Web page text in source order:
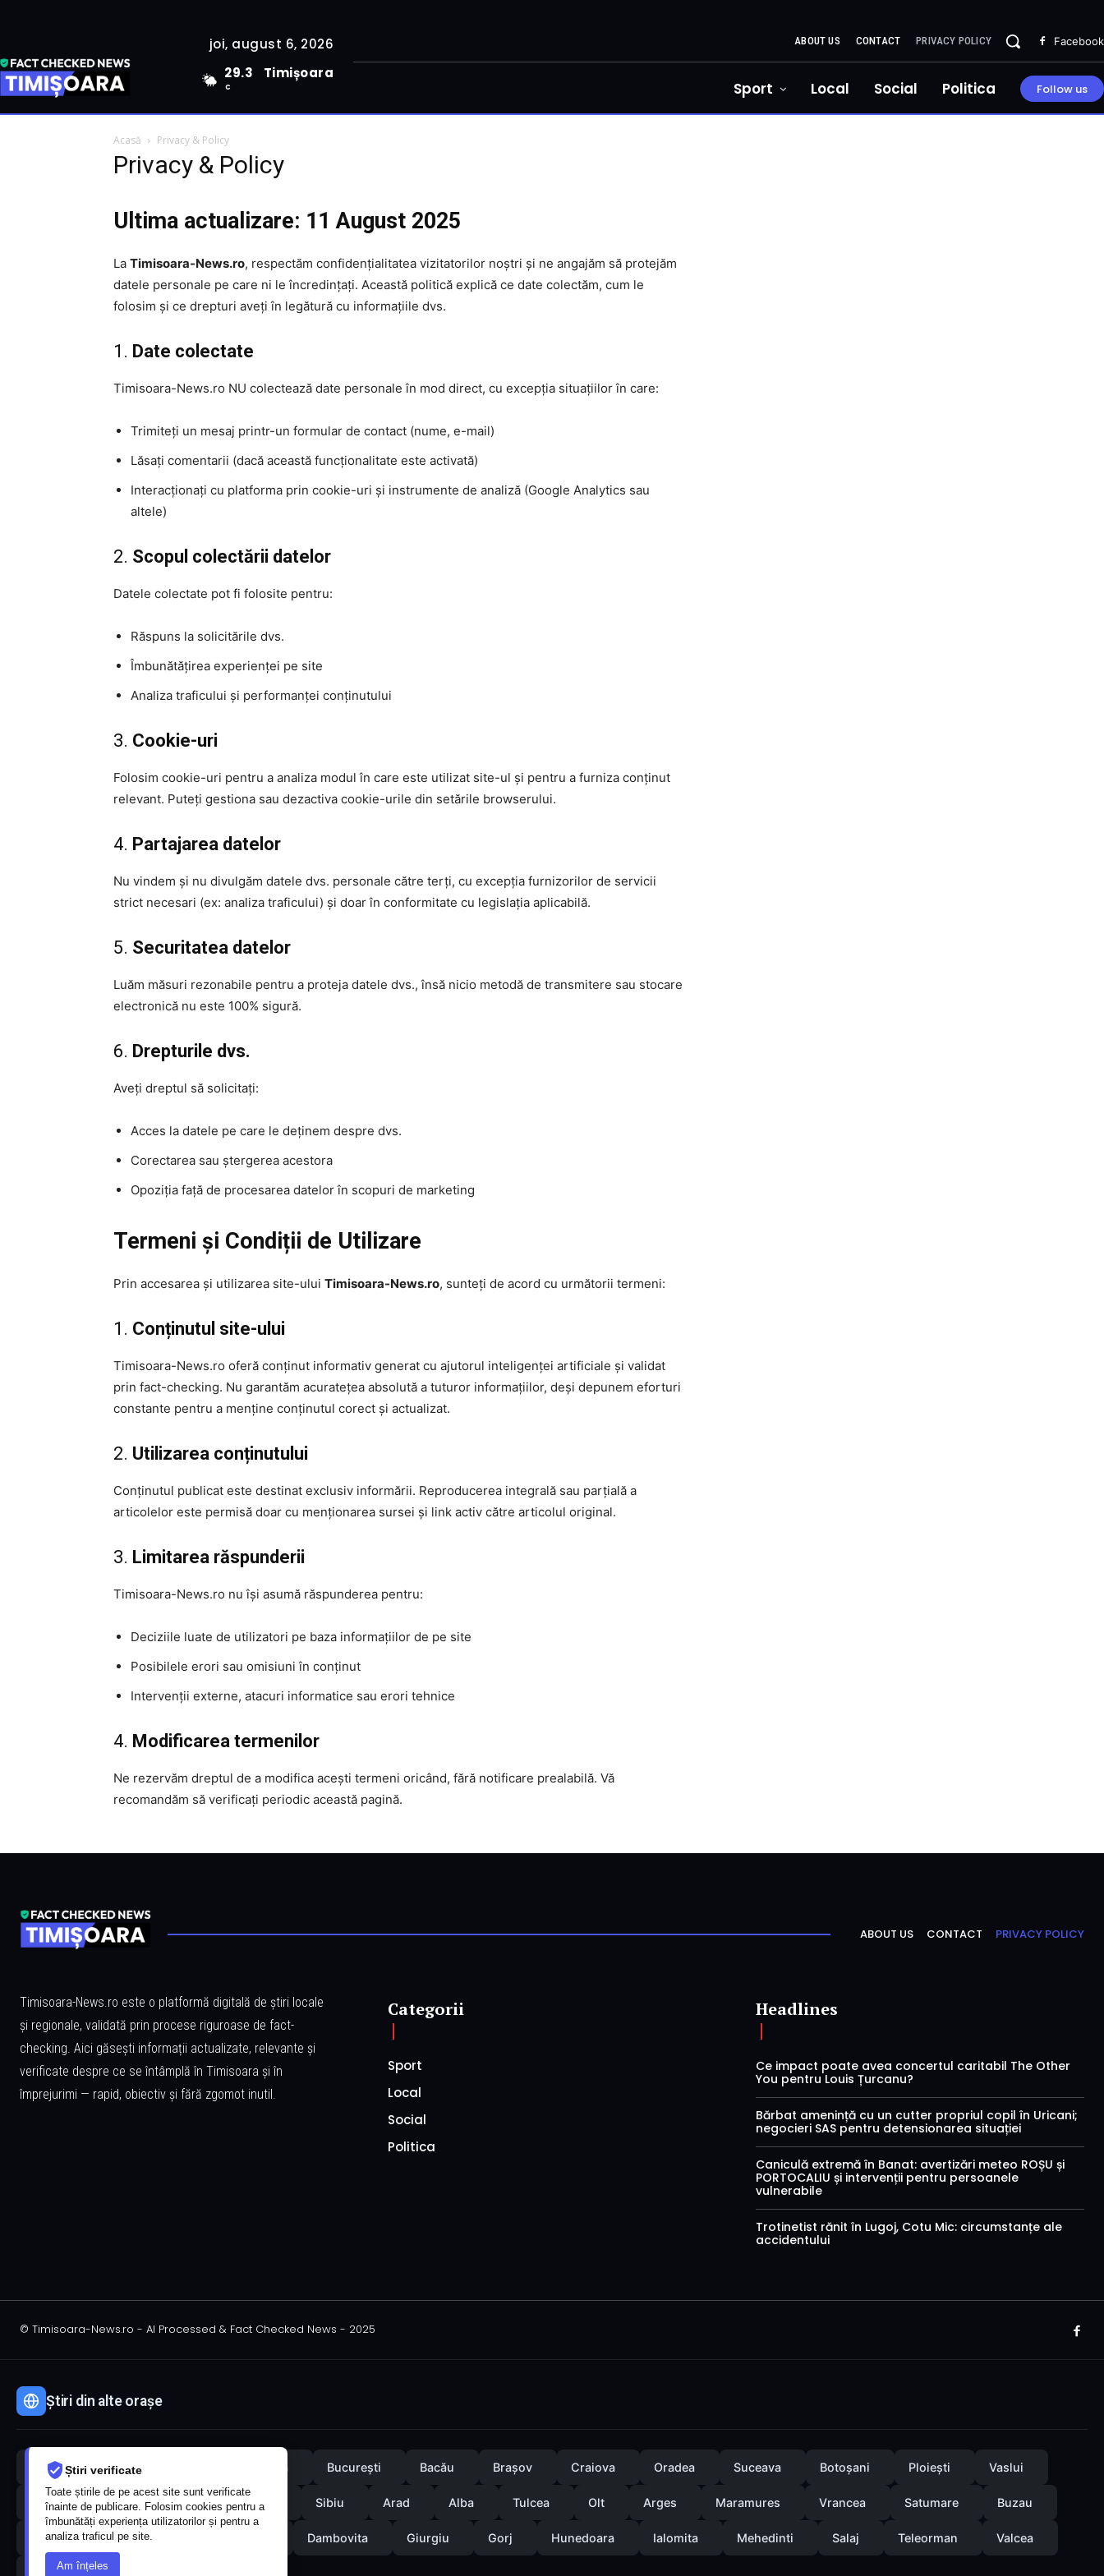
Știri verificate
Toate știrile de pe acest site sunt verificate
înainte de publicare. Folosim cookies pentru a
îmbunătăți experiența utilizatorilor și pentru a
analiza traficul pe site.
Am înțeles
joi, august 6, 2026
29.3
C
Timișoara
ABOUT US CONTACT PRIVACY POLICY Facebook
Sport Local Social Politica Follow us
Acasă Privacy & Policy
Privacy & Policy
Ultima actualizare: 11 August 2025
La Timisoara-News.ro, respectăm confidențialitatea vizitatorilor noștri și ne angajăm să protejăm
datele personale pe care ni le încredințați. Această politică explică ce date colectăm, cum le
folosim și ce drepturi aveți în legătură cu informațiile dvs.
1. Date colectate
Timisoara-News.ro NU colectează date personale în mod direct, cu excepția situațiilor în care:
Trimiteți un mesaj printr-un formular de contact (nume, e-mail)
Lăsați comentarii (dacă această funcționalitate este activată)
Interacționați cu platforma prin cookie-uri și instrumente de analiză (Google Analytics sau
altele)
2. Scopul colectării datelor
Datele colectate pot fi folosite pentru:
Răspuns la solicitările dvs.
Îmbunătățirea experienței pe site
Analiza traficului și performanței conținutului
3. Cookie-uri
Folosim cookie-uri pentru a analiza modul în care este utilizat site-ul și pentru a furniza conținut
relevant. Puteți gestiona sau dezactiva cookie-urile din setările browserului.
4. Partajarea datelor
Nu vindem și nu divulgăm datele dvs. personale către terți, cu excepția furnizorilor de servicii
strict necesari (ex: analiza traficului) și doar în conformitate cu legislația aplicabilă.
5. Securitatea datelor
Luăm măsuri rezonabile pentru a proteja datele dvs., însă nicio metodă de transmitere sau stocare
electronică nu este 100% sigură.
6. Drepturile dvs.
Aveți dreptul să solicitați:
Acces la datele pe care le deținem despre dvs.
Corectarea sau ștergerea acestora
Opoziția față de procesarea datelor în scopuri de marketing
Termeni și Condiții de Utilizare
Prin accesarea și utilizarea site-ului Timisoara-News.ro, sunteți de acord cu următorii termeni:
1. Conținutul site-ului
Timisoara-News.ro oferă conținut informativ generat cu ajutorul inteligenței artificiale și validat
prin fact-checking. Nu garantăm acuratețea absolută a tuturor informațiilor, deși depunem eforturi
constante pentru a menține conținutul corect și actualizat.
2. Utilizarea conținutului
Conținutul publicat este destinat exclusiv informării. Reproducerea integrală sau parțială a
articolelor este permisă doar cu menționarea sursei și link activ către articolul original.
3. Limitarea răspunderii
Timisoara-News.ro nu își asumă răspunderea pentru:
Deciziile luate de utilizatori pe baza informațiilor de pe site
Posibilele erori sau omisiuni în conținut
Intervenții externe, atacuri informatice sau erori tehnice
4. Modificarea termenilor
Ne rezervăm dreptul de a modifica acești termeni oricând, fără notificare prealabilă. Vă
recomandăm să verificați periodic această pagină.
ABOUT US CONTACT PRIVACY POLICY
Timisoara-News.ro este o platformă digitală de știri locale
și regionale, validată prin procese riguroase de fact-
checking. Aici găsești informații actualizate, relevante și
verificate despre ce se întâmplă în Timisoara și în
împrejurimi — rapid, obiectiv și fără zgomot inutil.
Categorii
Sport
Local
Social
Politica
Headlines
Ce impact poate avea concertul caritabil The Other
You pentru Louis Țurcanu?
Bărbat amenință cu un cutter propriul copil în Uricani;
negocieri SAS pentru detensionarea situației
Caniculă extremă în Banat: avertizări meteo ROȘU și
PORTOCALIU și intervenții pentru persoanele
vulnerabile
Trotinetist rănit în Lugoj, Cotu Mic: circumstanțe ale
accidentului
© Timisoara-News.ro - AI Processed & Fact Checked News - 2025
Știri din alte orașe
Iași Cluj Constanța București Bacău Brașov Craiova Oradea Suceava Botoșani Ploiești Vaslui
Neamț Galați Mureș Ilfov Sibiu Arad Alba Tulcea Olt Arges Maramures Vrancea Satumare Buzau
Braila Calarasi Dambovita Giurgiu Gorj Hunedoara Ialomita Mehedinti Salaj Teleorman Valcea